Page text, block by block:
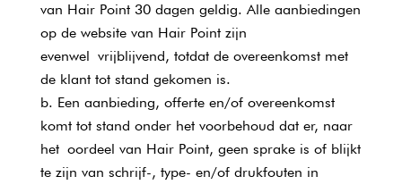
van Hair Point 30 dagen geldig. Alle aanbiedingen
op de website van Hair Point zijn
evenwel vrijblijvend, totdat de overeenkomst met
de klant tot stand gekomen is.
Een aanbieding, offerte en/of overeenkomst
komt tot stand onder het voorbehoud dat er, naar
het oordeel van Hair Point, geen sprake is of blijkt
te zijn van schrijf-, type- en/of drukfouten in